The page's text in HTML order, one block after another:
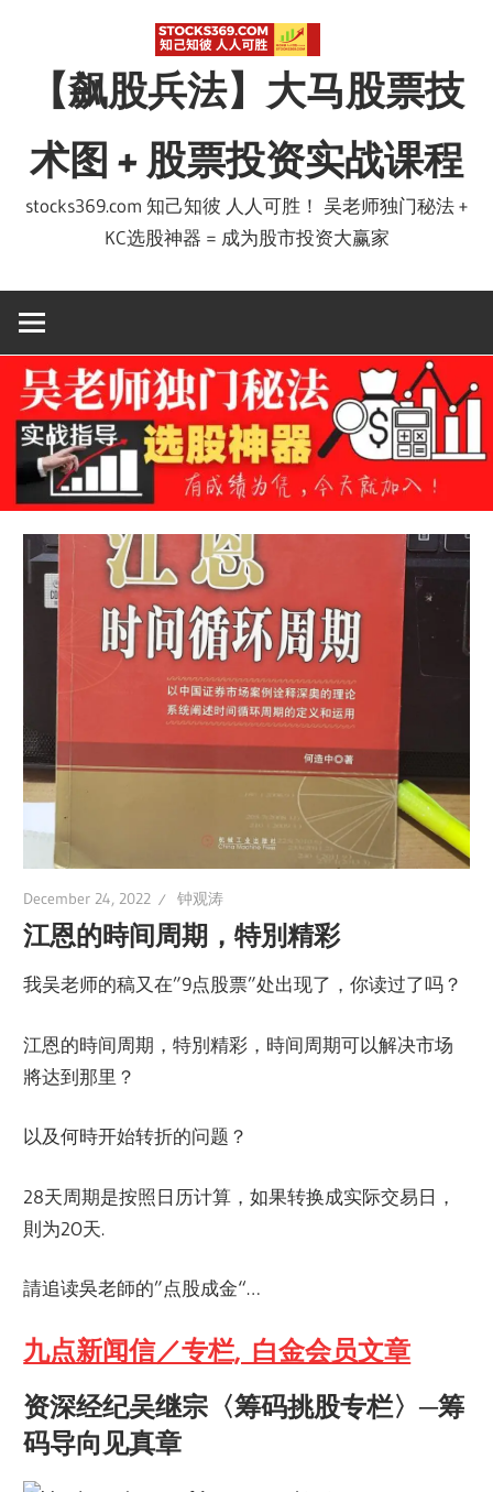
【飙股兵法】大马股票技
术图 + 股票投资实战课程
stocks369.com 知己知彼 人人可胜！ 吴老师独门秘法 +
KC选股神器 = 成为股市投资大赢家
December 24, 2022 钟观涛
江恩的時间周期，特別精彩
我吴老师的稿又在”9点股票”处出现了，你读过了吗？
江恩的時间周期，特別精彩，時间周期可以解决市场
將达到那里？
以及何時开始转折的问题？
28天周期是按照日历计算，如果转换成实际交易日，
則为2O天.
請追读吳老師的”点股成金“…
九点新闻信／专栏, 白金会员文章
资深经纪吴继宗〈筹码挑股专栏〉─筹
码导向见真章